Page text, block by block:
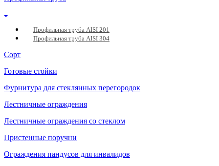
Профильная труба AISI 201
Профильная труба AISI 304
Сорт
Готовые стойки
Фурнитура для стеклянных перегородок
Лестничные ограждения
Лестничные ограждения со стеклом
Пристенные поручни
Ограждения пандусов для инвалидов